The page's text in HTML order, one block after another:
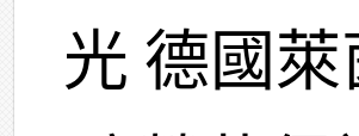
光 德國